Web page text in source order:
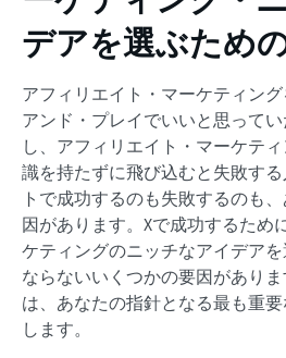
デアを選ぶため
アフィリエイト・マーケティン
アンド・プレイでいいと思って
し、アフィリエイト・マーケテ
識を持たずに飛び込むと失敗す
トで成功するのも失敗するのも
因があります。Xで成功するため
ケティングのニッチなアイデア
ならないいくつかの要因があり
は、あなたの指針となる最も重
します。